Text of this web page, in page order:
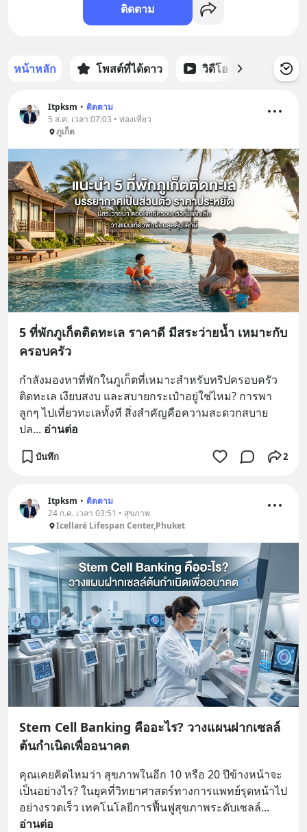
ติดตาม
หน้าหลัก โพสต์ที่ได้ดาว วิดีโอ พอดแ
Itpksm • ติดตาม
5 ส.ค. เวลา 07:03 • ท่องเที่ยว
ภูเก็ต
5 ที่พักภูเก็ตติดทะเล ราคาดี มีสระว่ายน้ำ เหมาะกับ
ครอบครัว
กำลังมองหาที่พักในภูเก็ตที่เหมาะสำหรับทริปครอบครัว
ติดทะเล เงียบสงบ และสบายกระเป๋าอยู่ใช่ไหม? การพา
ลูกๆ ไปเที่ยวทะเลทั้งที สิ่งสำคัญคือความสะดวกสบาย
ปล... อ่านต่อ
บันทึก 2
Itpksm • ติดตาม
24 ก.ค. เวลา 03:51 • สุขภาพ
Icellaré Lifespan Center,Phuket
Stem Cell Banking คืออะไร? วางแผนฝากเซลล์
ต้นกำเนิดเพื่ออนาคต
คุณเคยคิดไหมว่า สุขภาพในอีก 10 หรือ 20 ปีข้างหน้าจะ
เป็นอย่างไร? ในยุคที่วิทยาศาสตร์ทางการแพทย์รุดหน้าไป
อย่างรวดเร็ว เทคโนโลยีการฟื้นฟูสุขภาพระดับเซลล์
อ่านต่อ